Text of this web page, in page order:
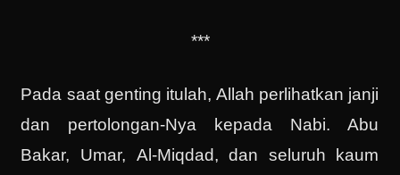
***
Pada saat genting itulah, Allah perlihatkan janji
dan pertolongan-Nya kepada Nabi. Abu
Bakar, Umar, Al-Miqdad, dan seluruh kaum